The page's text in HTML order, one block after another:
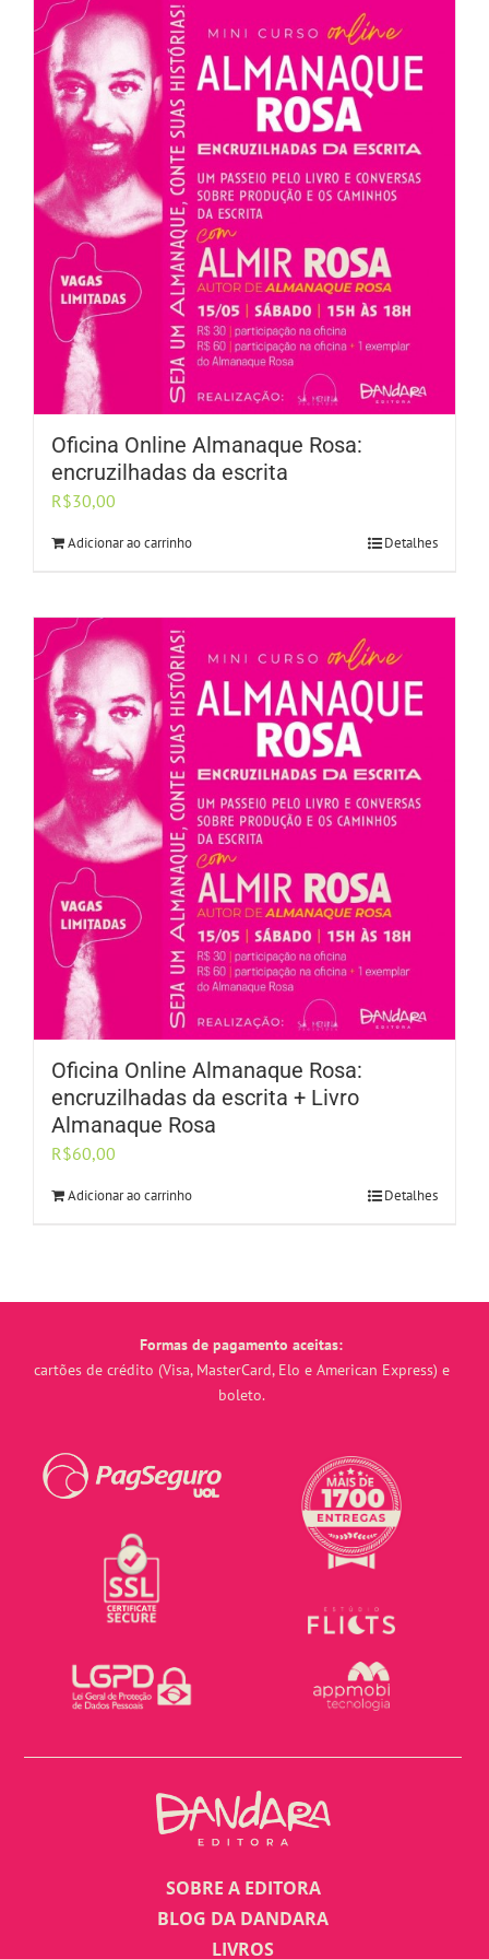
Oficina Online Almanaque Rosa:
encruzilhadas da escrita
R$30,00
Adicionar ao carrinho Detalhes
Oficina Online Almanaque Rosa:
encruzilhadas da escrita + Livro
Almanaque Rosa
R$60,00
Adicionar ao carrinho Detalhes
Formas de pagamento aceitas:
cartões de crédito (Visa, MasterCard, Elo e American Express) e
boleto.
SOBRE A EDITORA
BLOG DA DANDARA
LIVROS